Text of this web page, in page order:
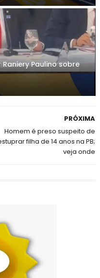
Paulino sobre
PRÓXIMA
Homem é preso suspeito de
filha de 14 anos na PB;
veja onde